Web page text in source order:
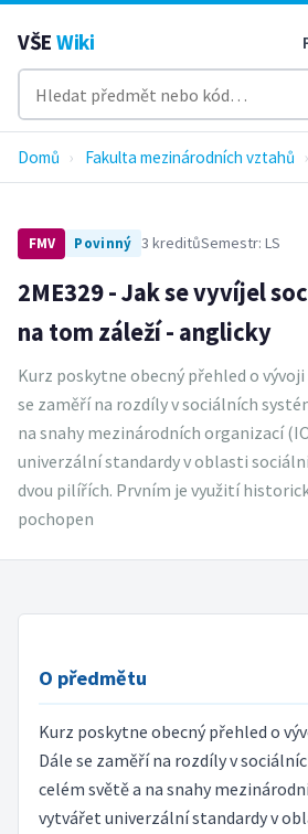
VŠE Wiki
Domů › Fakulta mezinárodních vztahů ›
FMV Povinný 3 kreditůSemestr: LS
2ME329 - Jak se vyvíjel
na tom záleží - anglicky
Kurz poskytne obecný přehled o
se zaměří na rozdíly v sociálních
na snahy mezinárodních organizací
univerzální standardy v oblasti
dvou pilířích. Prvním je využití
pochopen
O předmětu
Kurz poskytne obecný přehled o
Dále se zaměří na rozdíly v
celém světě a na snahy
vytvářet univerzální standardy v